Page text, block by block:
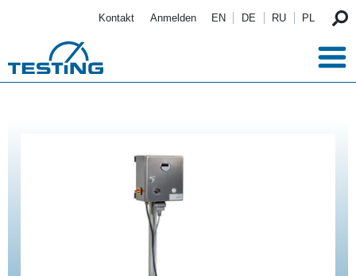
Kontakt Anmelden EN DE RU PL